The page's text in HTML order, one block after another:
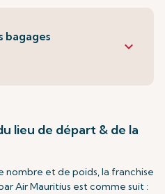
bagages
keyboard_arrow_down
lieu de départ & de la
nombre et de poids, la franchise
Air Mauritius est comme suit :